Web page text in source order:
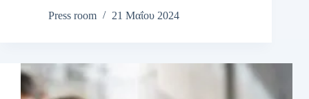
Press room
21 Μαΐου 2024